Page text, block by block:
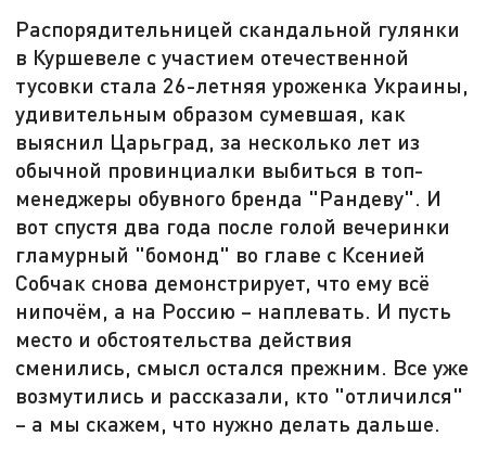
Распорядительницей скандальной гулянки
в Куршевеле с участием отечественной
тусовки стала 26-летняя уроженка Украины,
удивительным образом сумевшая, как
выяснил Царьград, за несколько лет из
обычной провинциалки выбиться в топ-
менеджеры обувного бренда "Рандеву". И
вот спустя два года после голой вечеринки
гламурный "бомонд" во главе с Ксенией
Собчак снова демонстрирует, что ему всё
нипочём, а на Россию – наплевать. И пусть
место и обстоятельства действия
сменились, смысл остался прежним. Все уже
возмутились и рассказали, кто "отличился"
– а мы скажем, что нужно делать дальше.